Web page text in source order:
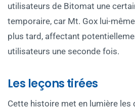
utilisateurs de Bitomat une
temporaire, car Mt. Gox lui-
plus tard, affectant
utilisateurs une seconde fois.
Les leçons tirées
Cette histoire met en lumière les